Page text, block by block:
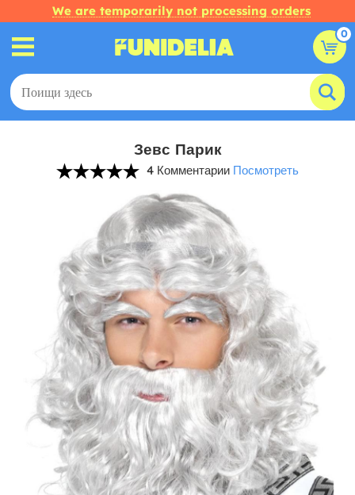
We are temporarily not processing orders
0
Зевс Парик
4 Комментарии Посмотреть